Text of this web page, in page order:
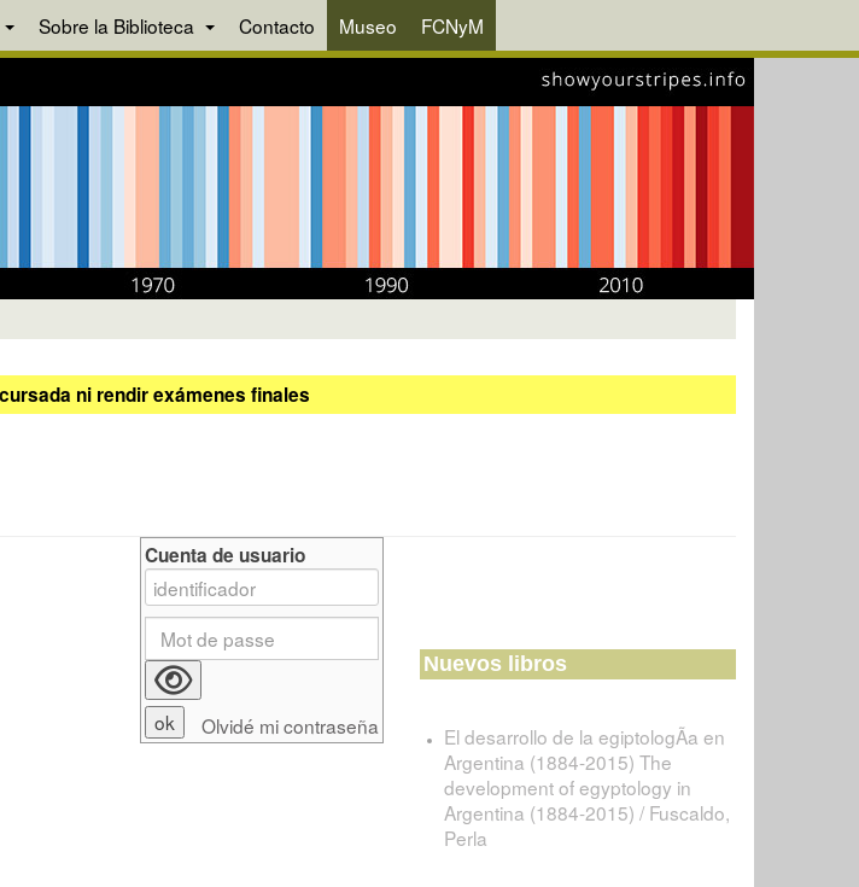
Sobre la Biblioteca Contacto Museo FCNyM
ni rendir exámenes finales
Cuenta de usuario
Olvidé mi contraseña
Nuevos libros
El desarrollo de la egiptologÃ­a en
Argentina (1884-2015) The
development of egyptology in
Argentina (1884-2015) / Fuscaldo,
Perla